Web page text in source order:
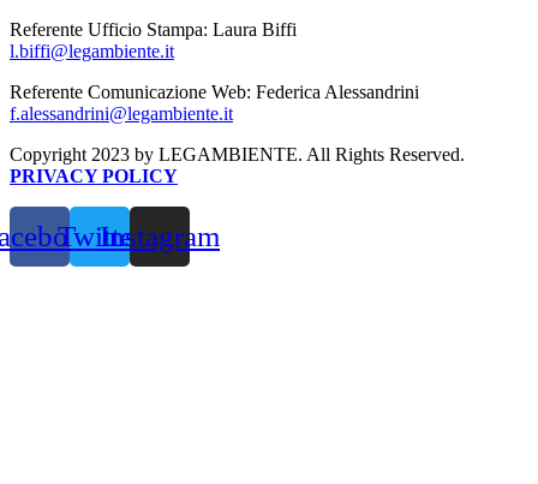
Referente Ufficio Stampa: Laura Biffi
l.biffi@legambiente.it
Referente Comunicazione Web: Federica Alessandrini
f.alessandrini@legambiente.it
Copyright 2023 by LEGAMBIENTE. All Rights Reserved.
PRIVACY POLICY
TwitterInstagram